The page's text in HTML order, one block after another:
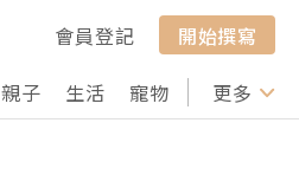
會員登記
開始撰寫
親子 生活 寵物 行山 打卡
更多